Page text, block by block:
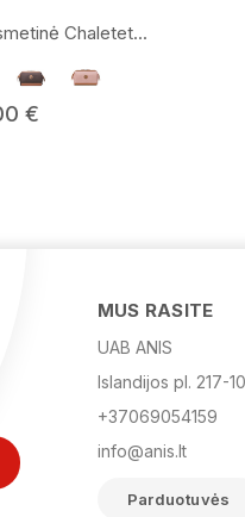
Chaletet...
€
MUS RASITE
UAB ANIS
Islandijos pl. 217-
+37069054159
info@anis.lt
Parduotuvės